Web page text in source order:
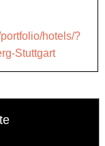
hotels/?
Stuttgart